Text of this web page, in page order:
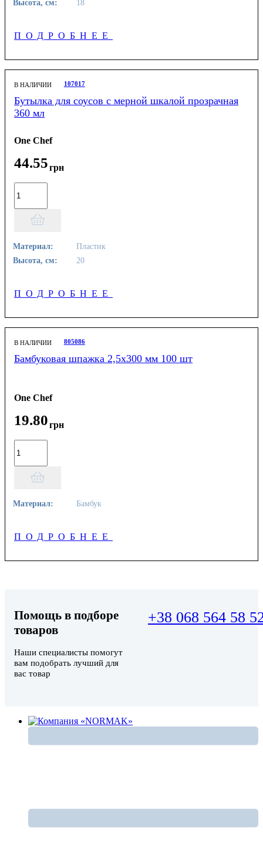
Высота, см: 18
ПОДРОБНЕЕ
В НАЛИЧИИ 107017
Бутылка для соусов с мерной шкалой прозрачная
360 мл
One Chef
44.55грн
Материал:
Пластик
Высота, см:
20
ПОДРОБНЕЕ
В НАЛИЧИИ 805086
Бамбуковая шпажка 2,5х300 мм 100 шт
One Chef
19.80грн
Материал: Бамбук
ПОДРОБНЕЕ
Помощь в подборе
товаров
Наши специалисты помогут
вам подобрать лучший для
вас товар
+38 068 564 58